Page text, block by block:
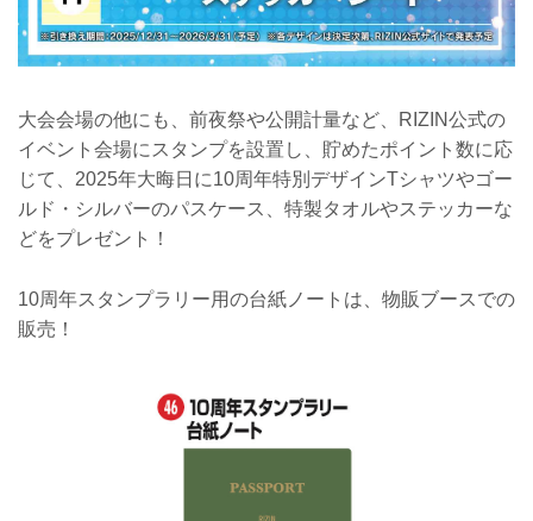
⼤会会場の他にも、前夜祭や公開計量など、RIZIN公式の
イベント会場にスタンプを設置し、貯めたポイント数に応
じて、2025年⼤晦⽇に10周年特別デザインTシャツやゴー
ルド・シルバーのパスケース、特製タオルやステッカーな
どをプレゼント！
10周年スタンプラリー用の台紙ノートは、物販ブースでの
販売！